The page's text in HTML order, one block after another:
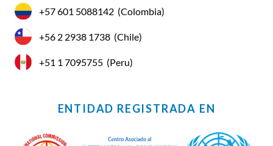
+57 601 5088142 (Colombia)
+56 2 2938 1738 (Chile)
+51 1 7095755 (Peru)
ENTIDAD REGISTRADA EN